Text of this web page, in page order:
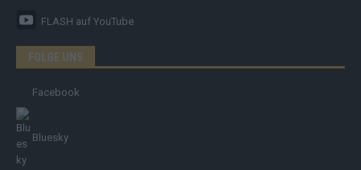
FLASH auf YouTube
FOLGE UNS
Facebook
Bluesky